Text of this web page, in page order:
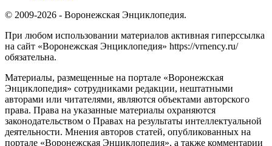
© 2009-2026 - Воронежская Энциклопедия.
При любом использовании материалов активная гиперссылка
на сайт «Воронежская Энциклопедия» https://vrnency.ru/
обязательна.
Материалы, размещенные на портале «Воронежская
Энциклопедия» сотрудниками редакции, нештатными
авторами или читателями, являются объектами авторского
права. Права на указанные материалы охраняются
законодательством о Правах на результаты интеллектуальной
деятельности. Мнения авторов статей, опубликованных на
портале «Воронежская Энциклопедия», а также комментарии